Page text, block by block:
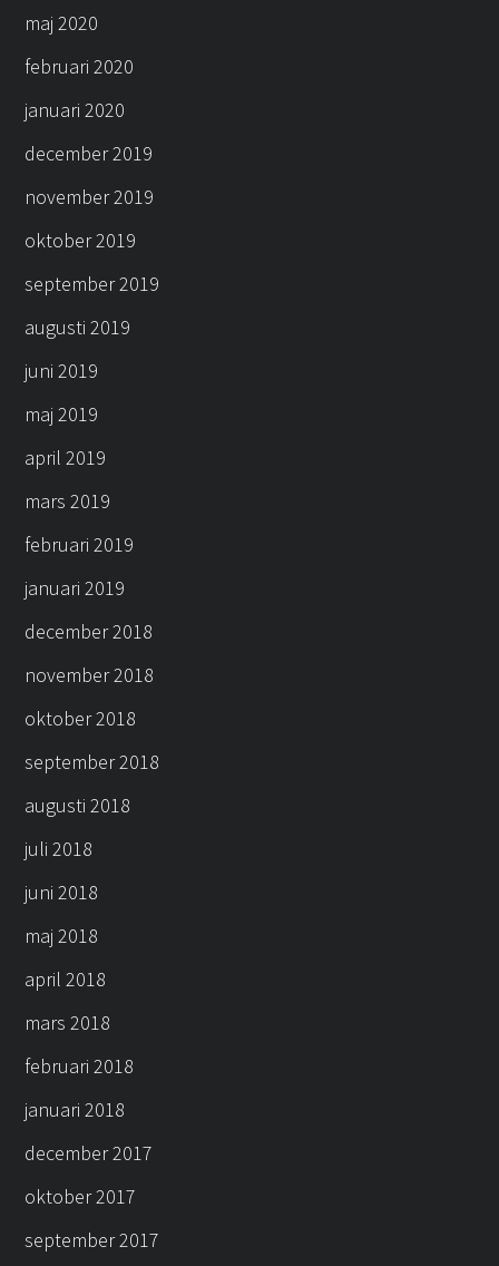
maj 2020
februari 2020
januari 2020
december 2019
november 2019
oktober 2019
september 2019
augusti 2019
juni 2019
maj 2019
april 2019
mars 2019
februari 2019
januari 2019
december 2018
november 2018
oktober 2018
september 2018
augusti 2018
juli 2018
juni 2018
maj 2018
april 2018
mars 2018
februari 2018
januari 2018
december 2017
oktober 2017
september 2017